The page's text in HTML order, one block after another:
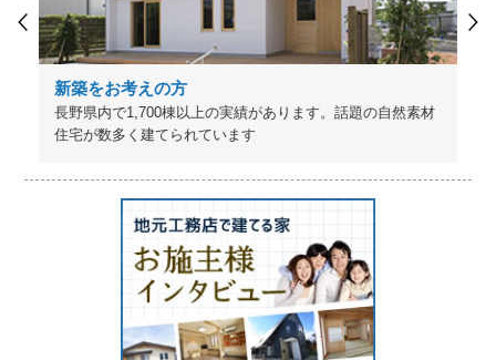
新築をお考えの方
長野県内で1,700棟以上の実績があります。話題の自然素材
住宅が数多く建てられています